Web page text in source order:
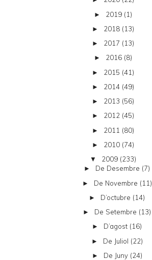
► 2019 (1)
► 2018 (13)
► 2017 (13)
► 2016 (8)
► 2015 (41)
► 2014 (49)
► 2013 (56)
► 2012 (45)
► 2011 (80)
► 2010 (74)
▼ 2009 (233)
► De Desembre (7)
► De Novembre (11)
► D’octubre (14)
► De Setembre (13)
► D’agost (16)
► De Juliol (22)
► De Juny (24)